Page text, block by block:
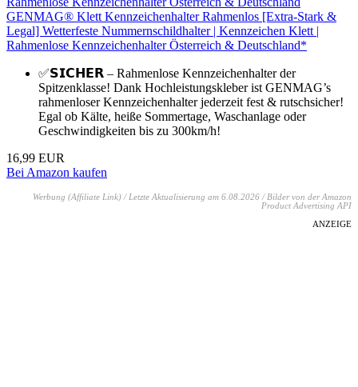
GENMAG® Klett Kennzeichenhalter Rahmenlos [Extra-Stark &
Legal] Wetterfeste Nummernschildhalter | Kennzeichen Klett |
Rahmenlose Kennzeichenhalter Österreich & Deutschland*
✅𝗦𝗜𝗖𝗛𝗘𝗥 – Rahmenlose Kennzeichenhalter der
Spitzenklasse! Dank Hochleistungskleber ist GENMAG’s
rahmenloser Kennzeichenhalter jederzeit fest & rutschsicher!
Egal ob Kälte, heiße Sommertage, Waschanlage oder
Geschwindigkeiten bis zu 300km/h!
16,99 EUR
Bei Amazon kaufen
Werbung (Affiliate Link) / Letzte Aktualisierung am 6.08.2026 / Bilder von der Amazon
Product Advertising API
ANZEIGE